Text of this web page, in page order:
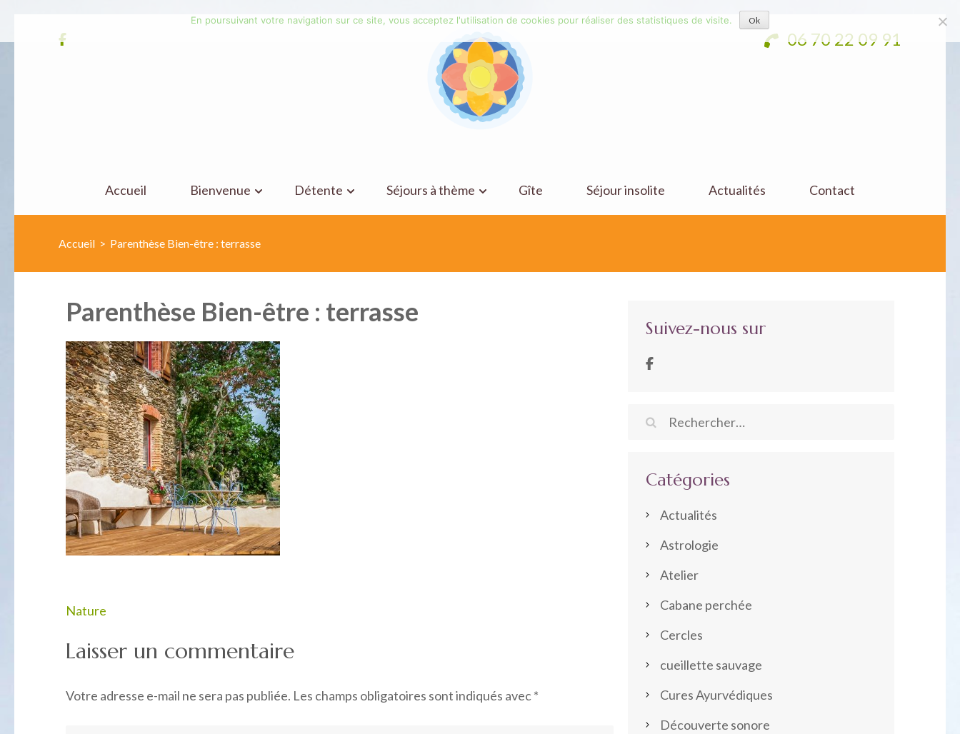
au
06 70 22 09 91
Accueil Bienvenue Détente Séjours à thème Gîte Séjour insolite Actualités Contact
Accueil > Parenthèse Bien-être : terrasse
Parenthèse Bien-être : terrasse
Navigation
l’article
Nature
Laisser un commentaire
Votre adresse e-mail ne sera pas publiée. Les champs obligatoires sont indiqués avec*
Suivez-nous sur
Rechercher :
Catégories
Actualités
Astrologie
Atelier
Cabane perchée
Cercles
cueillette sauvage
Cures Ayurvédiques
Découverte sonore
En poursuivant votre navigation sur ce site, vous acceptez l'utilisation de cookies pour réaliser des statistiques de visite. Ok